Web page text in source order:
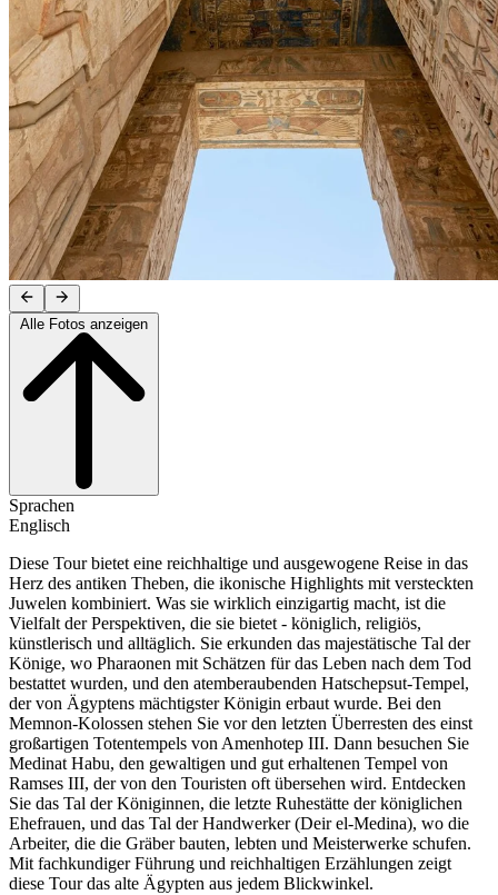
Sprachen
Englisch
Diese Tour bietet eine reichhaltige und ausgewogene Reise in das
Herz des antiken Theben, die ikonische Highlights mit versteckten
Juwelen kombiniert. Was sie wirklich einzigartig macht, ist die
Vielfalt der Perspektiven, die sie bietet - königlich, religiös,
künstlerisch und alltäglich. Sie erkunden das majestätische Tal der
Könige, wo Pharaonen mit Schätzen für das Leben nach dem Tod
bestattet wurden, und den atemberaubenden Hatschepsut-Tempel,
der von Ägyptens mächtigster Königin erbaut wurde. Bei den
Memnon-Kolossen stehen Sie vor den letzten Überresten des einst
großartigen Totentempels von Amenhotep III. Dann besuchen Sie
Medinat Habu, den gewaltigen und gut erhaltenen Tempel von
Ramses III, der von den Touristen oft übersehen wird. Entdecken
Sie das Tal der Königinnen, die letzte Ruhestätte der königlichen
Ehefrauen, und das Tal der Handwerker (Deir el-Medina), wo die
Arbeiter, die die Gräber bauten, lebten und Meisterwerke schufen.
Mit fachkundiger Führung und reichhaltigen Erzählungen zeigt
diese Tour das alte Ägypten aus jedem Blickwinkel.